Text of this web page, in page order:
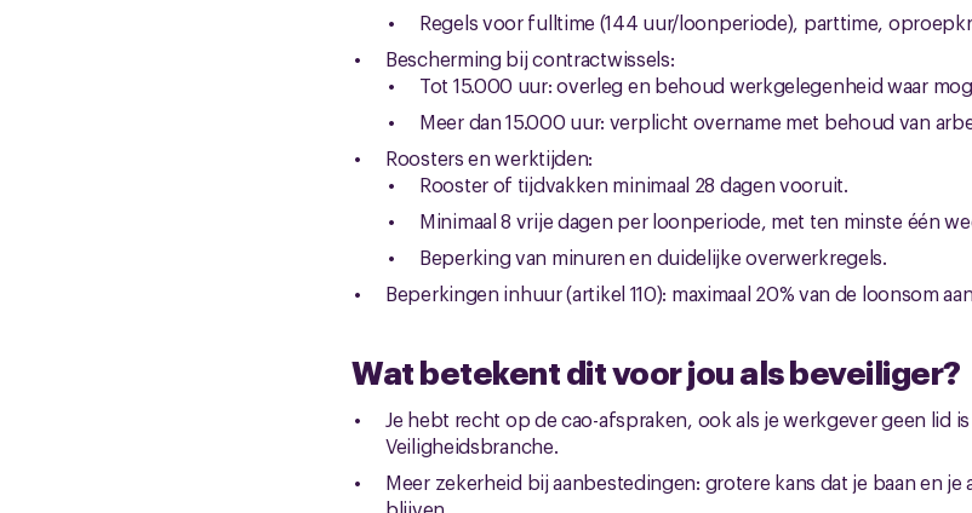
Regels voor fulltime (144 uur/loonperiode), parttime,
Bescherming bij contractwissels:
Tot 15.000 uur: overleg en behoud werkgelegenheid waar
Meer dan 15.000 uur: verplicht overname met behoud van
Roosters en werktijden:
Rooster of tijdvakken minimaal 28 dagen vooruit.
Minimaal 8 vrije dagen per loonperiode, met ten minste één
Beperking van minuren en duidelijke overwerkregels.
Beperkingen inhuur (artikel 110): maximaal 20% van de loonsom
Wat betekent dit voor jou als beveiliger?
Je hebt recht op de cao-afspraken, ook als je werkgever geen lid
Veiligheidsbranche.
Meer zekerheid bij aanbestedingen: grotere kans dat je baan en